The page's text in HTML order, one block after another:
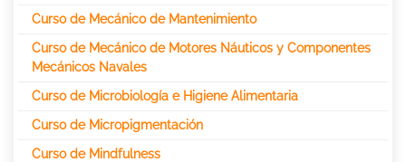
Curso de Mecánico de Mantenimiento
Curso de Mecánico de Motores Náuticos y Componentes
Mecánicos Navales
Curso de Microbiología e Higiene Alimentaria
Curso de Micropigmentación
Curso de Mindfulness